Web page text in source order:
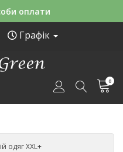
оплати
Графік
0
одяг XXL+